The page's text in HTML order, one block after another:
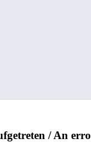
/ An